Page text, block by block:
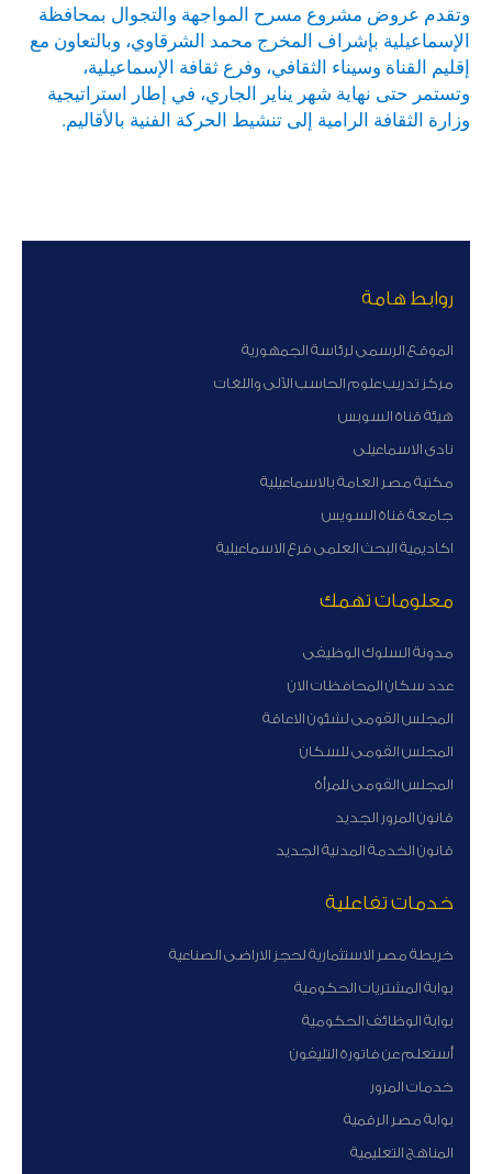
وتقدم عروض مشروع مسرح المواجهة والتجوال بمحافظة
الإسماعيلية بإشراف المخرج محمد الشرقاوي، وبالتعاون مع
إقليم القناة وسيناء الثقافي، وفرع ثقافة الإسماعيلية،
وتستمر حتى نهاية شهر يناير الجاري، في إطار استراتيجية
وزارة الثقافة الرامية إلى تنشيط الحركة الفنية بالأقاليم.
روابط هامة
الموقع الرسمى لرئاسة الجمهورية
مركز تدريب علوم الحاسب الآلى واللغات
هيئة قناة السوبس
نادى الاسماعيلى
مكتبة مصر العامة بالاسماعيلية
جامعة قناة السويس
اكاديمية البحث العلمى فرع الاسماعيلية
معلومات تهمك
مدونة السلوك الوظيفى
عدد سكان المحافظات الان
المجلس القومى لشئون الاعاقة
المجلس القومى للسكان
المجلس القومى للمرأة
قانون المرور الجديد
قانون الخدمة المدنية الجديد
خدمات تفاعلية
خريطة مصر الاستثمارية لحجز الاراضى الصناعية
بوابة المشتريات الحكومية
بوابة الوظائف الحكومية
أستعلم عن فاتورة التليفون
خدمات المرور
بوابة مصر الرقمية
المناهج التعليمية